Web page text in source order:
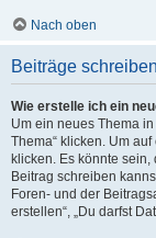
Nach oben
Beiträge schreiben
Wie erstelle ich ein
Um ein neues Thema
Thema“ klicken. Um
klicken. Es könnte
Beitrag schreiben
Foren- und der
erstellen“, „Du darfst